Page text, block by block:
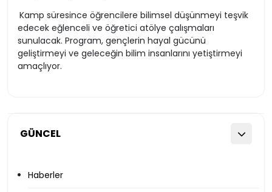
GÜNCEL
Haberler
Kamp süresince öğrencilere bilimsel düşünmeyi teşvik
edecek eğlenceli ve öğretici atölye çalışmaları
sunulacak. Program, gençlerin hayal gücünü
geliştirmeyi ve geleceğin bilim insanlarını yetiştirmeyi
amaçlıyor.